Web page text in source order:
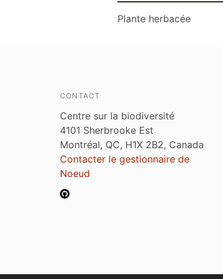
Plante herbacée
CONTACT
Centre sur la biodiversité
4101 Sherbrooke Est
Montréal, QC, H1X 2B2, Canada
Contacter le gestionnaire de
Noeud